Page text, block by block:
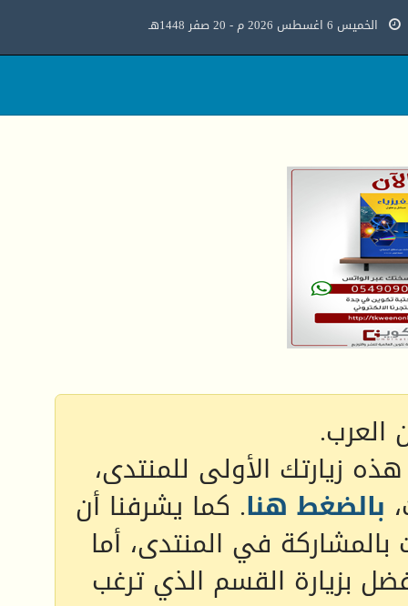
الخميس 6 اغسطس 2026 م - 20 صفر 1448هـ
العرب.
زيارتك الأولى للمنتدى،
بالضغط هنا. كما يشرفنا أن
بالمشاركة في المنتدى، أما
بزيارة القسم الذي ترغب